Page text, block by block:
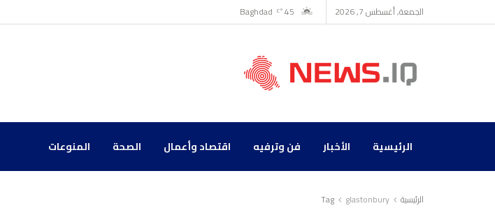
الجمعة, أغسطس 7, 2026 45
°C
Baghdad
الرئيسية الأخبار فن وترفيه اقتصاد وأعمال الصحة المنوعات
الرئيسية Tag glastonbury